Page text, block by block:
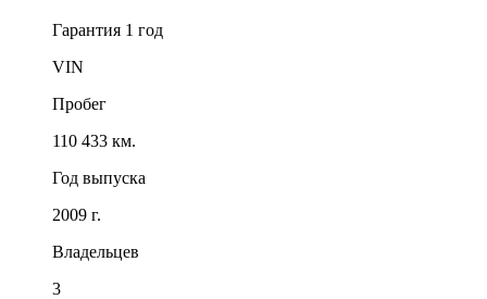
Гарантия 1 год
VIN
Пробег
110 433 км.
Год выпуска
2009 г.
Владельцев
3